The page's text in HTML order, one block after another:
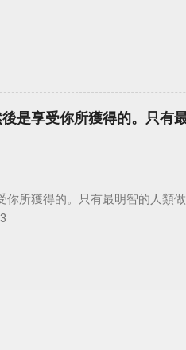
是享受你所獲得的。只有
你所獲得的。只有最明智的人類